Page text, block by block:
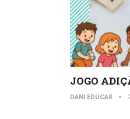
JOGO
DANI EDUCAR